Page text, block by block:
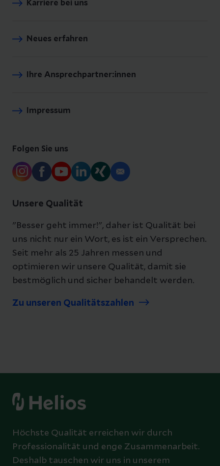
Karriere bei uns
Neues erfahren
Ihre Ansprechpartner:innen
Impressum
Folgen Sie uns
Unsere Qualität
"Besser geht immer!", daher ist Qualität bei
uns nicht nur ein Wort, es ist ein Versprechen.
Seit mehr als 25 Jahren messen und
optimieren wir unsere Qualität, damit sie
bestmöglich und sicher behandelt werden.
Zu unseren Qualitätszahlen
Höchste Qualität erreichen wir durch
Professionalität und enge Zusammenarbeit.
Deshalb tauschen wir uns in unserem